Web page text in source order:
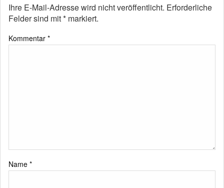
Ihre E-Mail-Adresse wird nicht veröffentlicht. Erforderliche
Felder sind mit* markiert.
Kommentar *
Name *